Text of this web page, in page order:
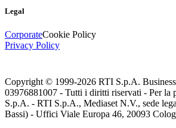
Legal
CorporateCookie Policy
Privacy Policy
Copyright © 1999-2026 RTI S.p.A.
03976881007 - Tutti i diritti riservati - Per la
S.p.A. - RTI S.p.A., Mediaset N.V., sede
Bassi) - Uffici Viale Europa 46, 20093